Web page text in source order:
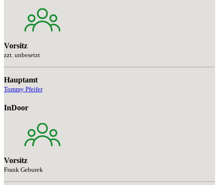
Vorsitz
zzt. unbesetzt
Hauptamt
Tommy Pfeifer
InDoor
Vorsitz
Frank Geburek